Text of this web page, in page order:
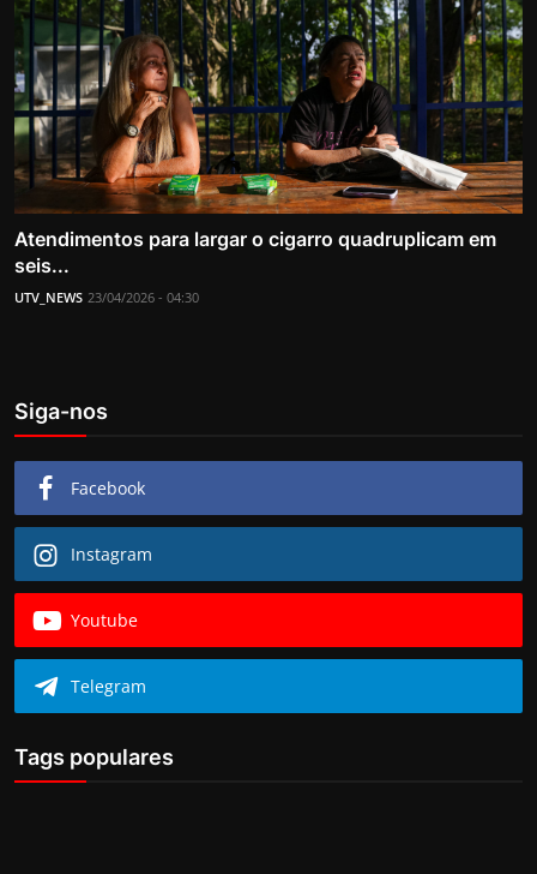
Atendimentos para largar o cigarro quadruplicam em
seis...
UTV_NEWS 23/04/2026 - 04:30
Siga-nos
Facebook
Instagram
Youtube
Telegram
Tags populares